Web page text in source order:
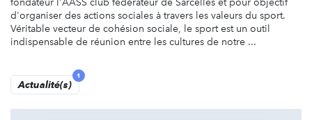
d'organiser des actions sociales à travers les valeurs du sport.
Véritable vecteur de cohésion sociale, le sport est un outil
indispensable de réunion entre les cultures de notre ...
Actualité(s)
1